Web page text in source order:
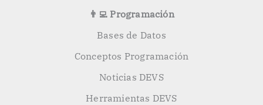
👨‍💻 Programación
Bases de Datos
Conceptos Programación
Noticias DEVS
Herramientas DEVS